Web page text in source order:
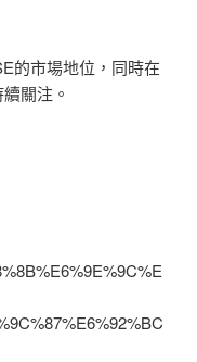
的市場地位，同時在
關注。